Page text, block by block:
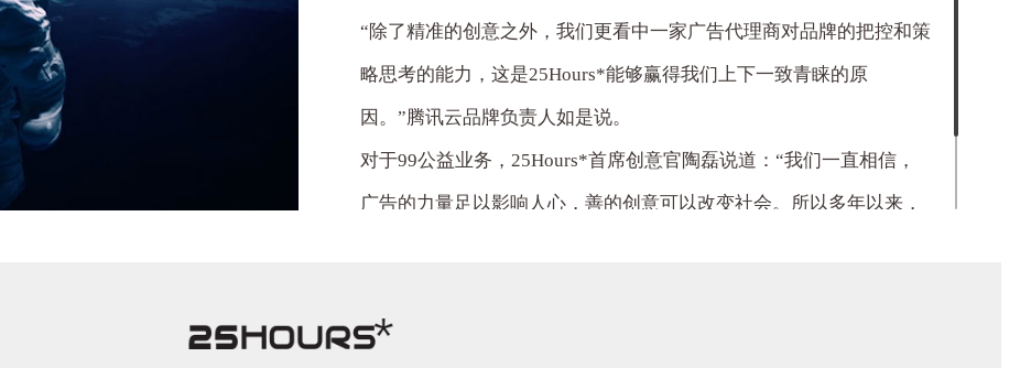
“除了精准的创意之外，我们更看中一家广告代理商对品牌的把控和策
略思考的能力，这是25Hours*能够赢得我们上下一致青睐的原
因。” 腾讯云品牌负责人如是说。
对于99公益业务， 25Hours*首席创意官陶磊说道：“我们一直相信，
广告的力量足以影响人心，善的创意可以改变社会。所以多年以来，